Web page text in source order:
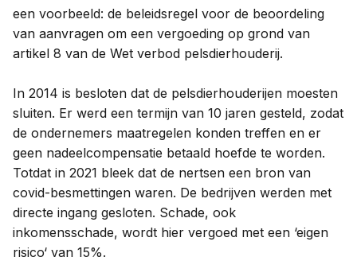
een voorbeeld: de beleidsregel voor de beoordeling
van aanvragen om een vergoeding op grond van
artikel 8 van de Wet verbod pelsdierhouderij.
In 2014 is besloten dat de pelsdierhouderijen moesten
sluiten. Er werd een termijn van 10 jaren gesteld, zodat
de ondernemers maatregelen konden treffen en er
geen nadeelcompensatie betaald hoefde te worden.
Totdat in 2021 bleek dat de nertsen een bron van
covid-besmettingen waren. De bedrijven werden met
directe ingang gesloten. Schade, ook
inkomensschade, wordt hier vergoed met een ‘eigen
risico‘ van 15%.